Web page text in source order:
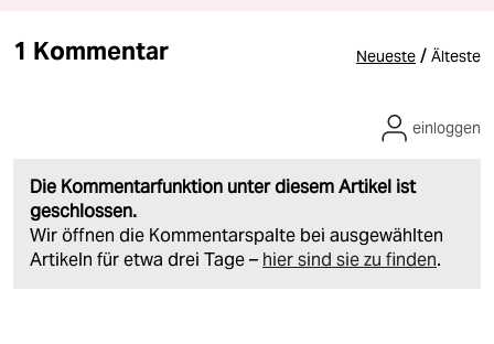
1 Kommentar Neueste / Älteste
Die Kommentarfunktion unter diesem Artikel ist
geschlossen.
Wir öffnen die Kommentarspalte bei ausgewählten
Artikeln für etwa drei Tage – hier sind sie zu finden.
einloggen